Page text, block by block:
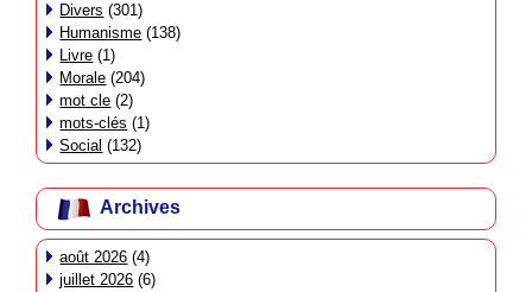
Divers (301)
Humanisme (138)
Livre (1)
Morale (204)
mot cle (2)
mots-clés (1)
Social (132)
Archives
août 2026 (4)
juillet 2026 (6)